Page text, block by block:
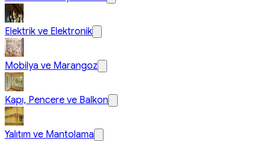
Elektrik ve Elektronik
Mobilya ve Marangoz
Kapı, Pencere ve Balkon
Yalıtım ve Mantolama